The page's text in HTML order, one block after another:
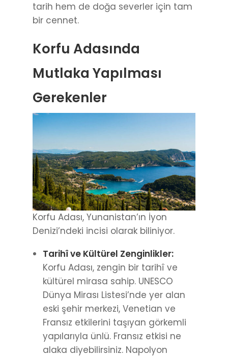
tarih hem de doğa severler için tam
bir cennet.
Korfu Adasında
Mutlaka Yapılması
Gerekenler
Korfu Adası, Yunanistan’ın İyon
Denizi’ndeki incisi olarak biliniyor.
Tarihî ve Kültürel Zenginlikler:
Korfu Adası, zengin bir tarihî ve
kültürel mirasa sahip. UNESCO
Dünya Mirası Listesi’nde yer alan
eski şehir merkezi, Venetian ve
Fransız etkilerini taşıyan görkemli
yapılarıyla ünlü. Fransız etkisi ne
alaka diyebilirsiniz. Napolyon